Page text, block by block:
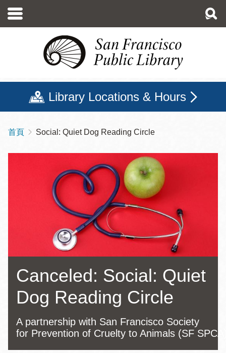
至
Library Locations & Hours
導
航
首頁 Social: Quiet Dog Reading Circle
Canceled: Social: Quiet
Dog Reading Circle
A partnership with San Francisco Society
for Prevention of Cruelty to Animals (SF